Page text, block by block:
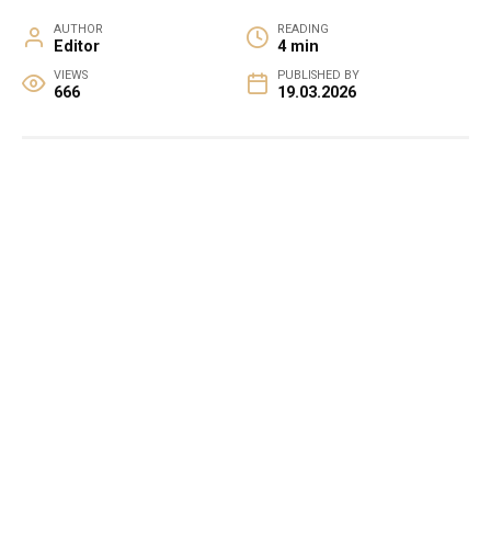
AUTHOR
Editor
READING
4 min
VIEWS
666
PUBLISHED BY
19.03.2026